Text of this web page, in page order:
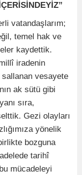
vatandaşlarım;
temel hak ve
kaydettik.
iradenin
sallanan vesayete
ak sütü gibi
sıra,
Gezi olayları
yönelik
bozguna
tarihî
mücadeleyi